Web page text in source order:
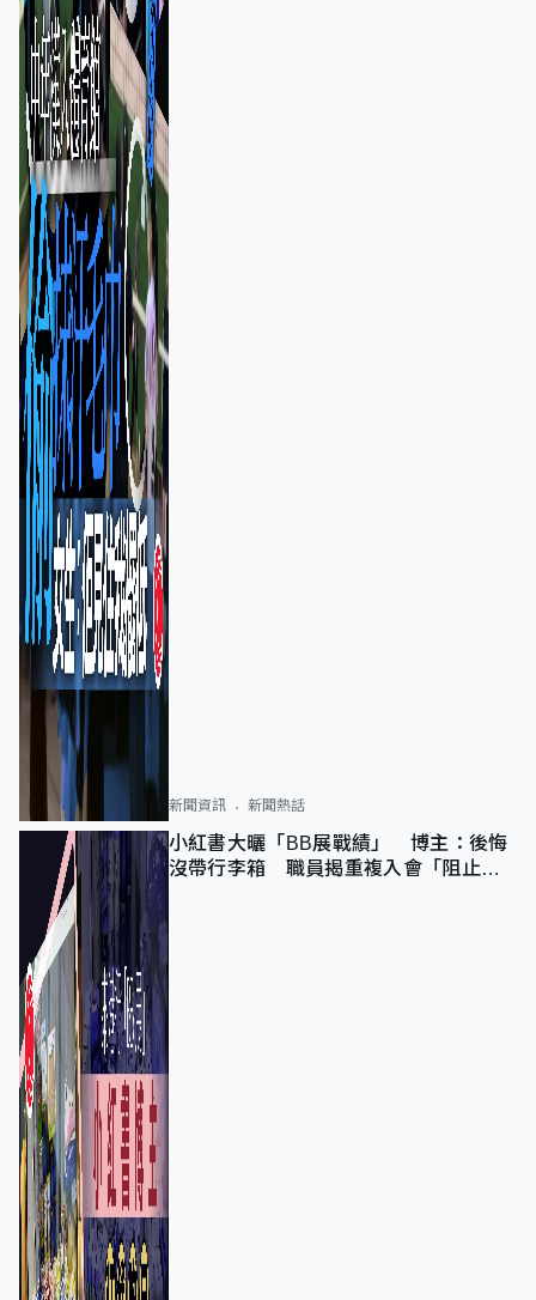
新聞資訊 新聞熱話
小紅書大曬「BB展戰績」 博主：後悔
沒帶行李箱 職員揭重複入會「阻止唔